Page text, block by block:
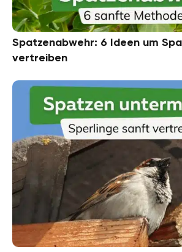
Spatzenabwehr: 6 Ideen um
vertreiben